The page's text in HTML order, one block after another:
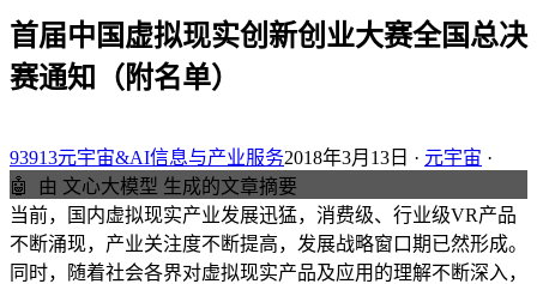
首届中国虚拟现实创新创业大赛全国总决
赛通知（附名单）
93913元宇宙&AI信息与产业服务2018年3月13日 · 元宇宙 ·
🤖
由 文心大模型 生成的文章摘要
当前，国内虚拟现实产业发展迅猛，消费级、行业级VR产品
不断涌现，产业关注度不断提高，发展战略窗口期已然形成。
同时，随着社会各界对虚拟现实产品及应用的理解不断深入，